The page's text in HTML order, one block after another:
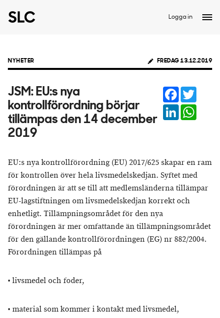
Logga in
NYHETER FREDAG 13.12.2019
JSM: EU:s nya
kontrollförordning börjar
tillämpas den 14 december
2019
Facebook
LinkedIn
EU:s nya kontrollförordning (EU) 2017/625 skapar en ram
för kontrollen över hela livsmedelskedjan. Syftet med
förordningen är att se till att medlemsländerna tillämpar
EU-lagstiftningen om livsmedelskedjan korrekt och
enhetligt. Tillämpningsområdet för den nya
förordningen är mer omfattande än tillämpningsområdet
för den gällande kontrollförordningen (EG) nr 882/2004.
Förordningen tillämpas på
• livsmedel och foder,
• material som kommer i kontakt med livsmedel,